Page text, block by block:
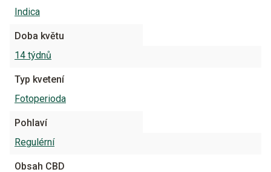
Indica
Doba květu
14 týdnů
Typ kvetení
Fotoperioda
Pohlaví
Regulérní
Obsah CBD